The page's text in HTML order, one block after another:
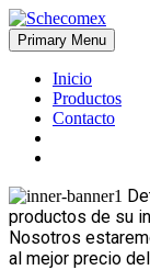
Skip
to
content
Schecomex
Herramientas,
Primary Menu
Inicio
Productos
Contacto
productos de su
Nosotros
al mejor precio